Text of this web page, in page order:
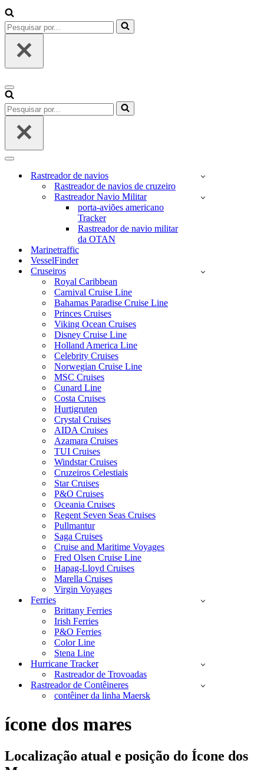
Pesquisar
por...
Menu
de
navegação
Pesquisar
por...
Menu
navegaçãoRastreador de navios
Rastreador de navios de cruzeiro
Rastreador Navio Militar
porta-aviões americano
Tracker
Rastreador de navio militar
da OTAN
Marinetraffic
VesselFinder
Cruseiros
Royal Caribbean
Carnival Cruise Line
Bahamas Paradise Cruise Line
Princes Cruises
Viking Ocean Cruises
Disney Cruise Line
Holland America Line
Celebrity Cruises
Norwegian Cruise Line
MSC Cruises
Cunard Line
Costa Cruises
Hurtigruten
Crystal Cruises
AIDA Cruises
Azamara Cruises
TUI Cruises
Windstar Cruises
Cruzeiros Celestiais
Star Cruises
P&O Cruises
Oceania Cruises
Regent Seven Seas Cruises
Pullmantur
Saga Cruises
Cruise and Maritime Voyages
Fred Olsen Cruise Line
Hapag-Lloyd Cruises
Marella Cruises
Virgin Voyages
Ferries
Brittany Ferries
Irish Ferries
P&O Ferries
Color Line
Stena Line
Hurricane Tracker
Rastreador de Trovoadas
Rastreador de Contêineres
contêiner da linha Maersk
ícone dos mares
Localização atual e posição do Ícone dos